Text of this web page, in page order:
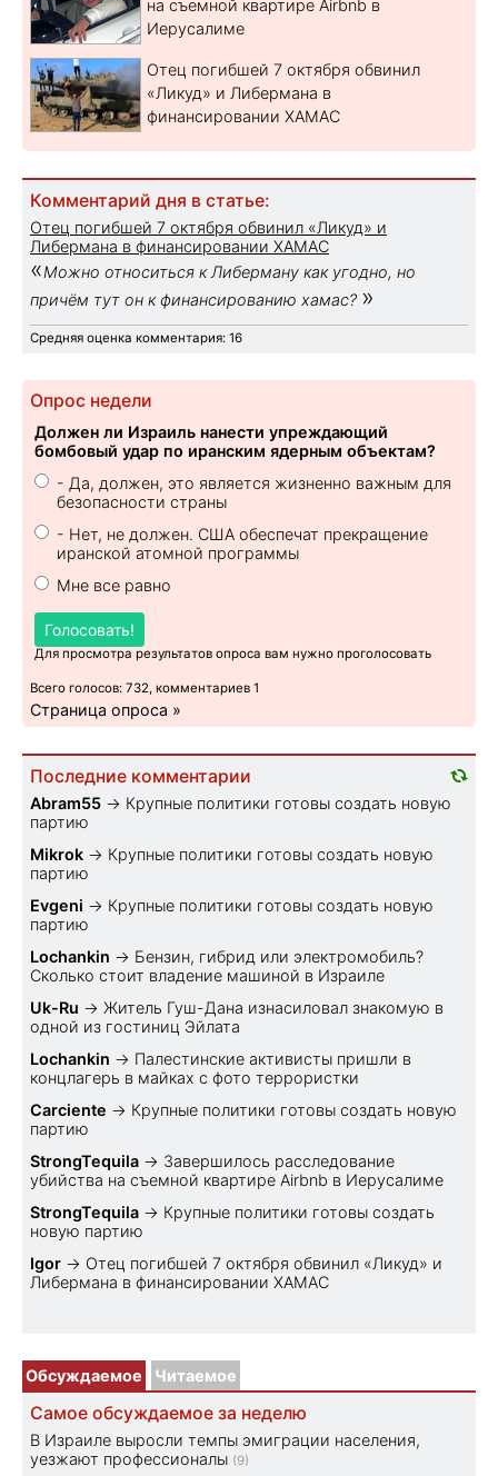
на съемной квартире Airbnb в
Иерусалиме
Отец погибшей 7 октября обвинил
«Ликуд» и Либермана в
финансировании ХАМАС
Комментарий дня в статье:
Отец погибшей 7 октября обвинил «Ликуд» и
Либермана в финансировании ХАМАС
«Можно относиться к Либерману как угодно, но
причём тут он к финансированию хамас? »
Средняя оценка комментария: 16
Опрос недели
Должен ли Израиль нанести упреждающий
бомбовый удар по иранским ядерным объектам?
- Да, должен, это является жизненно важным для
безопасности страны
- Нет, не должен. США обеспечат прекращение
иранской атомной программы
Мне все равно
Голосовать!
Для просмотра результатов опроса вам нужно проголосовать
Всего голосов: 732, комментариев 1
Страница опроса »
Последние комментарии
Abram55 → Крупные политики готовы создать новую
партию
Mikrok → Крупные политики готовы создать новую
партию
Evgeni → Крупные политики готовы создать новую
партию
Lochankin → Бензин, гибрид или электромобиль?
Cколько стоит владение машиной в Израиле
Uk-Ru → Житель Гуш-Дана изнасиловал знакомую в
одной из гостиниц Эйлата
Lochankin → Палестинские активисты пришли в
концлагерь в майках с фото террористки
Carciente → Крупные политики готовы создать новую
партию
StrongTequila → Завершилось расследование
убийства на съемной квартире Airbnb в Иерусалиме
StrongTequila → Крупные политики готовы создать
новую партию
Igor → Отец погибшей 7 октября обвинил «Ликуд» и
Либермана в финансировании ХАМАС
Обсуждаемое Читаемое
Самое обсуждаемое за неделю
В Израиле выросли темпы эмиграции населения,
уезжают профессионалы (9)